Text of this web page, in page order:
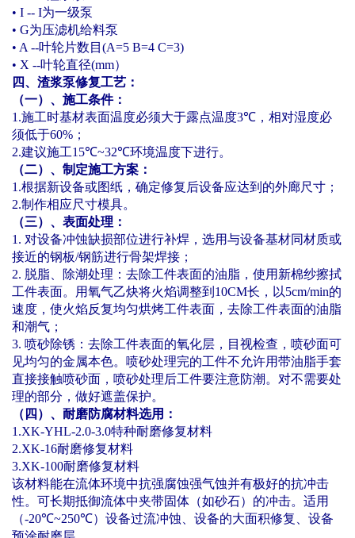
• I -- I为一级泵
• G为压滤机给料泵
• A --叶轮片数目 (A=5 B=4 C=3)
• X --叶轮直径(mm）
四、渣浆泵修复工艺：
（一）、施工条件：
1.施工时基材表面温度必须大于露点温度3℃ ，相对湿度必
须低于60% ；
2.建议施工15℃~32℃环境温度下进行。
（二）、制定施工方案：
1.根据新设备或图纸，确定修复后设备应达到的外廊尺寸；
2.制作相应尺寸模具。
（三）、表面处理：
1. 对设备冲蚀缺损部位进行补焊，选用与设备基材同材质或
接近的钢板/钢筋进行骨架焊接；
2. 脱脂、除潮处理：去除工件表面的油脂，使用新棉纱擦拭
工件表面。用氧气乙炔将火焰调整到 10CM长，以5cm/min的
速度，使火焰反复均匀烘烤工件表面，去除工件表面的油脂
和潮气；
3. 喷砂除锈：去除工件表面的氧化层，目视检查，喷砂面可
见均匀的金属本色。喷砂处理完的工件不允许用带油脂手套
直接接触喷砂面，喷砂处理后工件要注意防潮。对不需要处
理的部分，做好遮盖保护。
（四）、耐磨防腐材料选用：
1.XK-YHL-2.0-3.0特种耐磨修复材料
2.XK-16耐磨修复材料
3.XK-100耐磨修复材料
该材料能在流体环境中抗强腐蚀强气蚀并有极好的抗冲击
性。可长期抵御流体中夹带固体（如砂石）的冲击。适用
（-20℃~250℃）设备过流冲蚀、设备的大面积修复、设备